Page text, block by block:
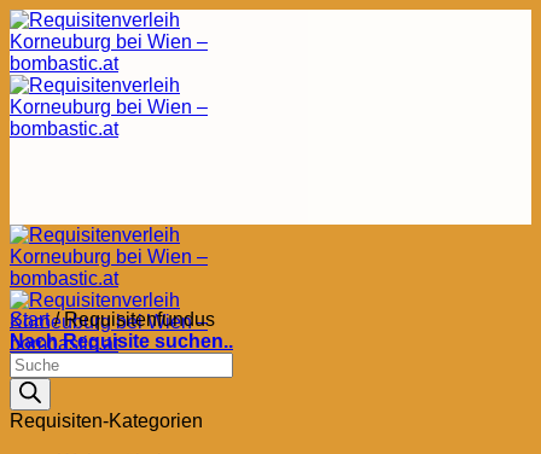
Zum
Inhalt
springen
Start /Requisitenfundus
Nach Requisite suchen..
Products
search
Requisiten-Kategorien